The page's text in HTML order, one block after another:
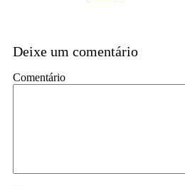
Deixe um comentário
Comentário